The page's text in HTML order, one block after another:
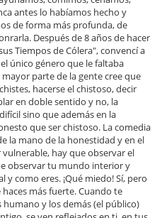
antes lo habíamos hecho y
de forma más profunda, de
Después de 8 años de hacer
Tiempos de Cólera", convencí a
único género que le faltaba
parte de la gente cree que
hacerse el chistoso, decir
en doble sentido y no, la
sino que además en la
que ser chistoso. La comedia
la mano de la honestidad y en el
hay que observar el
observar tu mundo interior y
como eres. ¡Qué miedo! Sí, pero
más fuerte. Cuando te
y los demás (el público)